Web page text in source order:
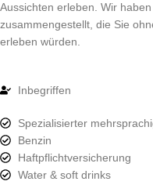
Aussichten erleben. Wir
zusammengestellt, die Sie
erleben würden.
Inbegriffen
Spezialisierter
Benzin
Haftpflichtversicherung
Water & soft drinks